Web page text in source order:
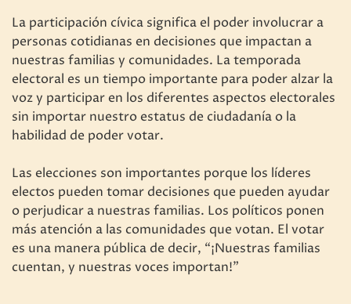
La participación cívica significa el poder involucrar a
personas cotidianas en decisiones que impactan a
nuestras familias y comunidades. La temporada
electoral es un tiempo importante para poder alzar la
voz y participar en los diferentes aspectos electorales
sin importar nuestro estatus de ciudadanía o la
habilidad de poder votar.
Las elecciones son importantes porque los líderes
electos pueden tomar decisiones que pueden ayudar
o perjudicar a nuestras familias. Los políticos ponen
más atención a las comunidades que votan. El votar
es una manera pública de decir, “¡Nuestras familias
cuentan, y nuestras voces importan!”